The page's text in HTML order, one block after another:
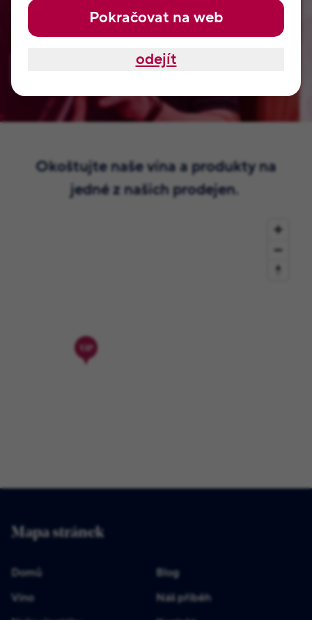
členů naší rodiny. Nemají je nikde jinde na světě. Přihlaste
se, nezabere vám to ani dvě minuty.
Okoštujte naše vína a produkty na
jedné z našich prodejen.
Mapa stránek
Domů
Blog
Víno
Náš příběh
Pokračovat na web
odejít